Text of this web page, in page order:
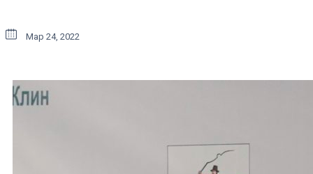
Мар 24, 2022